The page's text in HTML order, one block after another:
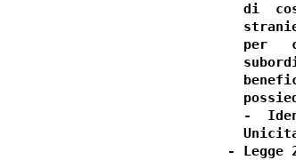
di
per
-
- Legge